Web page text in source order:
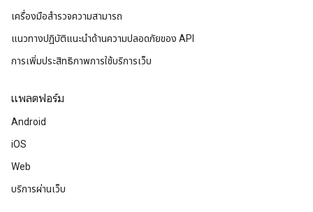
เครื่องมือสำรวจความสามารถ
แนวทางปฏิบัติแนะนําด้านความปลอดภัยของ API
การเพิ่มประสิทธิภาพการใช้บริการเว็บ
แพลตฟอร์ม
Android
iOS
Web
บริการผ่านเว็บ